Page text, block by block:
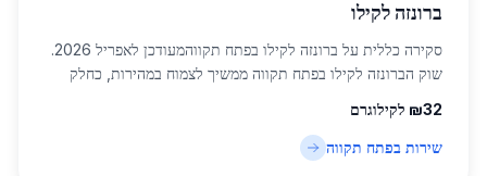
ברונזה לקילו
סקירה כללית על ברונזה לקילו בפתח תקווהמעודכן לאפריל 2026.
שוק הברונזה לקילו בפתח תקווה ממשיך לצמוח במהירות, כחלק
העיר הגדולה עם אוכלוסייה של 2...
₪32 לקילוגרם
שירות בפתח תקווה